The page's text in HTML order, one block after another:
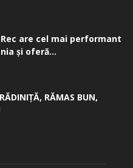
are cel mai performant
și oferă...
­RĂMAS BUN,